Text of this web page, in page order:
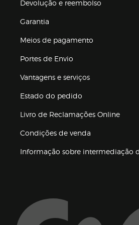
Devolução e reembolso
Garantia
Meios de pagamento
Portes de Envio
Vantagens e serviços
Estado do pedido
Livro de Reclamações Online
Condições de venda
Informação sobre intermediação